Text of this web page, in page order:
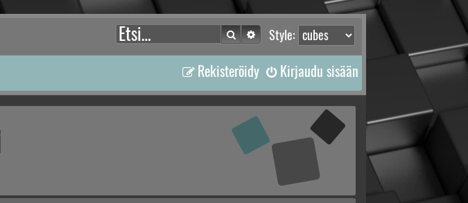
Style:
Etsi Tarkennettu haku
Kirjaudu sisään
Rekisteröidy